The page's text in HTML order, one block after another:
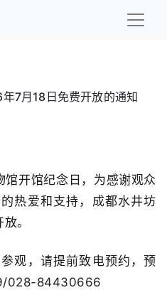
7月18日免费开放的通知
开馆纪念日，为感谢观众
热爱和支持，成都水井坊
。
观，请提前致电预约，预
028-84430666